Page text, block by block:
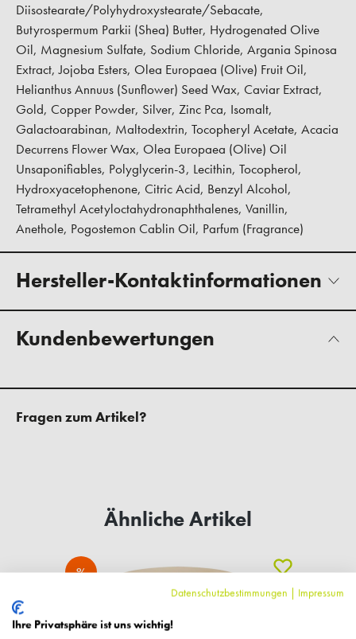
Diisostearate/Polyhydroxystearate/Sebacate,
Butyrospermum Parkii (Shea) Butter, Hydrogenated Olive
Oil, Magnesium Sulfate, Sodium Chloride, Argania Spinosa
Extract, Jojoba Esters, Olea Europaea (Olive) Fruit Oil,
Helianthus Annuus (Sunflower) Seed Wax, Caviar Extract,
Gold, Copper Powder, Silver, Zinc Pca, Isomalt,
Galactoarabinan, Maltodextrin, Tocopheryl Acetate, Acacia
Decurrens Flower Wax, Olea Europaea (Olive) Oil
Unsaponifiables, Polyglycerin-3, Lecithin, Tocopherol,
Hydroxyacetophenone, Citric Acid, Benzyl Alcohol,
Tetramethyl Acetyloctahydronaphthalenes, Vanillin,
Anethole, Pogostemon Cablin Oil, Parfum (Fragrance)
Hersteller-Kontaktinformationen
Kundenbewertungen
Fragen zum Artikel?
Ähnliche Artikel
%
Datenschutzbestimmungen | Impressum
Ihre Privatsphäre ist uns wichtig!